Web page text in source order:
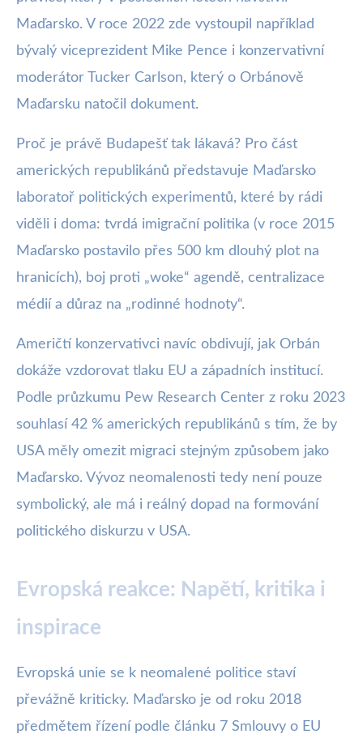
Maďarsko. V roce 2022 zde vystoupil například
bývalý viceprezident Mike Pence i konzervativní
moderátor Tucker Carlson, který o Orbánově
Maďarsku natočil dokument.
Proč je právě Budapešť tak lákavá? Pro část
amerických republikánů představuje Maďarsko
laboratoř politických experimentů, které by rádi
viděli i doma: tvrdá imigrační politika (v roce 2015
Maďarsko postavilo přes 500 km dlouhý plot na
hranicích), boj proti „woke“ agendě, centralizace
médií a důraz na „rodinné hodnoty“.
Američtí konzervativci navíc obdivují, jak Orbán
dokáže vzdorovat tlaku EU a západních institucí.
Podle průzkumu Pew Research Center z roku 2023
souhlasí 42 % amerických republikánů s tím, že by
USA měly omezit migraci stejným způsobem jako
Maďarsko. Vývoz neomalenosti tedy není pouze
symbolický, ale má i reálný dopad na formování
politického diskurzu v USA.
Evropská reakce: Napětí, kritika i
inspirace
Evropská unie se k neomalené politice staví
převážně kriticky. Maďarsko je od roku 2018
předmětem řízení podle článku 7 Smlouvy o EU